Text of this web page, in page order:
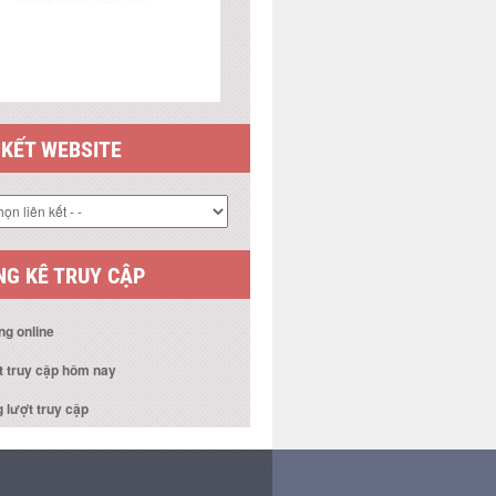
WEBSITE
KÊ TRUY CẬP
online
truy cập hôm nay
lượt truy cập